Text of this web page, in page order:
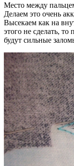
Место между
Делаем это очень
Высекаем как на
этого не сделать, то
будут сильные